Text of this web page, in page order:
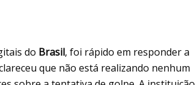
do Brasil, foi rápido em responder a
que não está realizando nenhum